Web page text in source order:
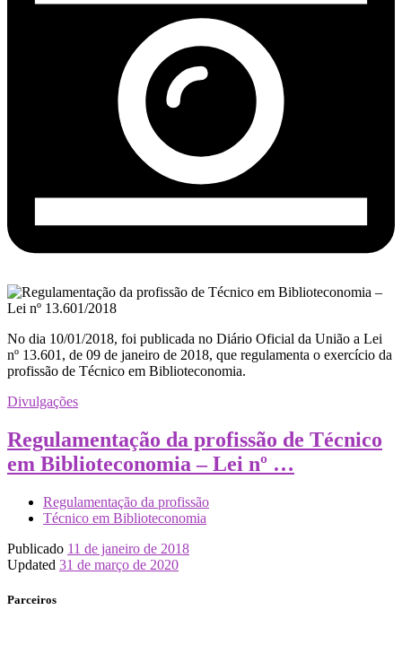
No dia 10/01/2018, foi publicada no Diário Oficial da União a Lei
nº 13.601, de 09 de janeiro de 2018, que regulamenta o exercício da
profissão de Técnico em Biblioteconomia.
Divulgações
Regulamentação da profissão de Técnico
em Biblioteconomia – Lei nº …
Regulamentação da profissão
Técnico em Biblioteconomia
Publicado 11 de janeiro de 2018
Updated 31 de março de 2020
Parceiros